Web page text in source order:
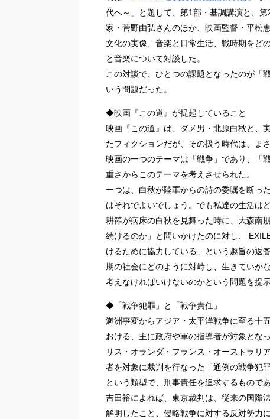
代へ～」と題して、第1部・基調講演と、
家・菅野由弘さんのほか、映画監督・平松
文化の実像、音楽と日常生活、戦時期をど
と音楽について対談した。
この対談で、ひとつの課題となったのが「
いう問題だった。
◆映画『この道』が提起していること
映画『この道』は、ダメ男・北原白秋と、
たフィクションだが、その扱う時代は、ま
映画の一つのテーマは「戦争」であり、「
重さからこのテーマを考えさせられた。
一つは、白秋が陸軍からの詩の委嘱を断っ
はそれでよいでしょう。でも私達の生活は
耕筰が病床の白秋を見舞った時に、大森南
続けるのか」と問いかけたのに対し、
けるために協力している」という趣旨の返
期の社会にどのように対峙し、生きていか
考えなければいけないのかという問題を提示
◆「戦争犯罪」と「戦争責任」
満洲事変からアジア・太平洋戦争に至る十
おける、主に政府や軍の指導者が対象とな
リス・オランダ・フランス・オーストラリ
者を対象に裁判を行なった「通例の戦争犯
という類型で、刑事責任を追求するものであ
吉田裕によれば、東京裁判は、従来の国際
解明したこと、侵略戦争に対する反対勢力